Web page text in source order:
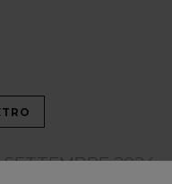
SETTEMBRE 2024